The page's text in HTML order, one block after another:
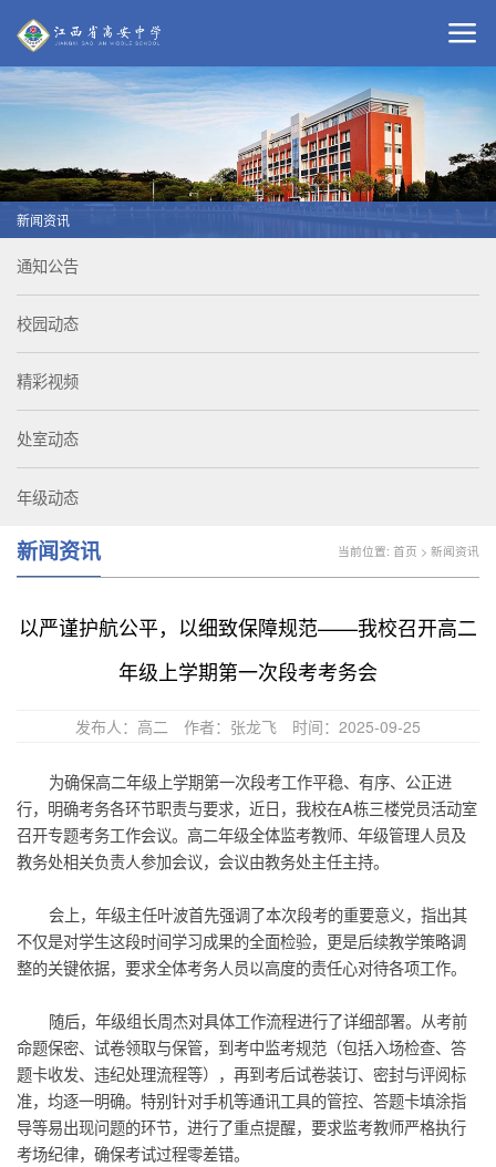
新闻资讯
通知公告
校园动态
精彩视频
处室动态
年级动态
新闻资讯 当前位置: 首页 > 新闻资讯
以严谨护航公平，以细致保障规范——我校召开高二
年级上学期第一次段考考务会
发布人：高二 作者：张龙飞 时间：2025-09-25
为确保高二年级上学期第一次段考工作平稳、有序、公正进
行，明确考务各环节职责与要求，近日，我校在A栋三楼党员活动室
召开专题考务工作会议。高二年级全体监考教师、年级管理人员及
教务处相关负责人参加会议，会议由教务处主任主持。
会上，年级主任叶波首先强调了本次段考的重要意义，指出其
不仅是对学生这段时间学习成果的全面检验，更是后续教学策略调
整的关键依据，要求全体考务人员以高度的责任心对待各项工作。
随后，年级组长周杰对具体工作流程进行了详细部署。从考前
命题保密、试卷领取与保管，到考中监考规范（包括入场检查、答
题卡收发、违纪处理流程等），再到考后试卷装订、密封与评阅标
准，均逐一明确。特别针对手机等通讯工具的管控、答题卡填涂指
导等易出现问题的环节，进行了重点提醒，要求监考教师严格执行
考场纪律，确保考试过程零差错。